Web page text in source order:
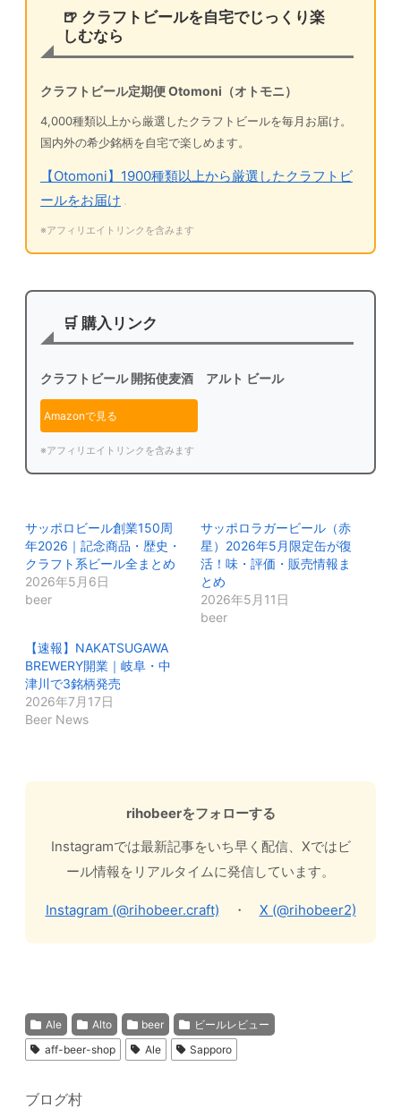
🍺 クラフトビールを自宅でじっくり楽
しむなら
クラフトビール定期便 Otomoni（オトモニ）
4,000種類以上から厳選したクラフトビールを毎月お届け。
国内外の希少銘柄を自宅で楽しめます。
【Otomoni】1900種類以上から厳選したクラフトビ
ールをお届け
※アフィリエイトリンクを含みます
🛒 購入リンク
クラフトビール 開拓使麦酒 アルト ビール
Amazonで見る
※アフィリエイトリンクを含みます
サッポロビール創業150周
年2026｜記念商品・歴史・
クラフト系ビール全まとめ
2026年5月6日
beer
サッポロラガービール（赤
星）2026年5月限定缶が復
活！味・評価・販売情報ま
とめ
2026年5月11日
beer
【速報】NAKATSUGAWA
BREWERY開業｜岐阜・中
津川で3銘柄発売
2026年7月17日
Beer News
rihobeerをフォローする
Instagramでは最新記事をいち早く配信、Xではビ
ール情報をリアルタイムに発信しています。
Instagram (@rihobeer.craft) ・ X (@rihobeer2)
Ale Alto beer
ビールレビュー
aff-beer-shop
Ale Sapporo
ブログ村